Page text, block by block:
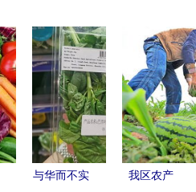
与华而不实
我区农产